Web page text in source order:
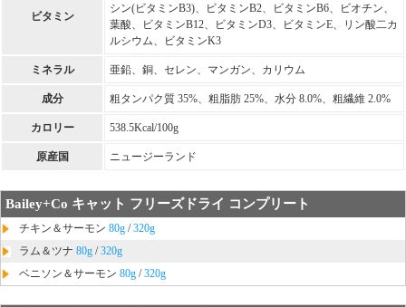
ビタミン
シン(ビタミンB3)、ビタミンB2、ビタミンB6、ビオチン、
葉酸、ビタミンB12、ビタミンD3、ビタミンE、リン酸二カ
ルシウム、ビタミンK3
ミネラル 亜鉛、銅、セレン、マンガン、カリウム
成分 粗タンパク質 35%、粗脂肪 25%、水分 8.0%、粗繊維 2.0%
カロリー 538.5Kcal/100g
原産国 ニュージーランド
Bailey+Co キャット フリーズドライ コンプリート
チキン＆サーモン 80g /320g
ラム＆ツナ 80g /320g
ベニソン＆サーモン 80g /320g